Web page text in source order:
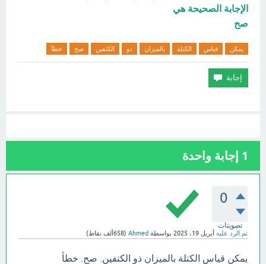
الإجابة الصحيحة هي
صح
يمكن قياس الكتلة بالميزان ذو الكتفين صح خطأ
1 إجابة واحدة
0
تصويتات
تم الرد عليه أبريل 19، 2025 بواسطة Ahmed
(658ألف نقاط)
يمكن قياس الكتلة بالميزان ذو الكتفين. صح. خطأ